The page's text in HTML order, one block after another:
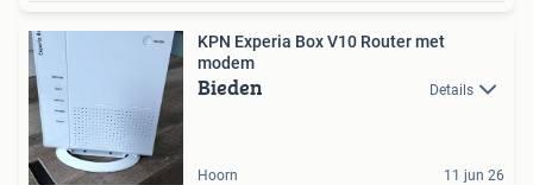
KPN Experia Box V10 Router met
modem
Bieden Details
Hoorn 11 jun 26